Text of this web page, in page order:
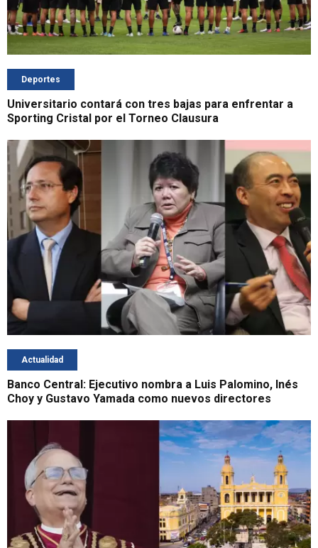
Deportes
Universitario contará con tres bajas para enfrentar a
Sporting Cristal por el Torneo Clausura
Actualidad
Banco Central: Ejecutivo nombra a Luis Palomino, Inés
Choy y Gustavo Yamada como nuevos directores